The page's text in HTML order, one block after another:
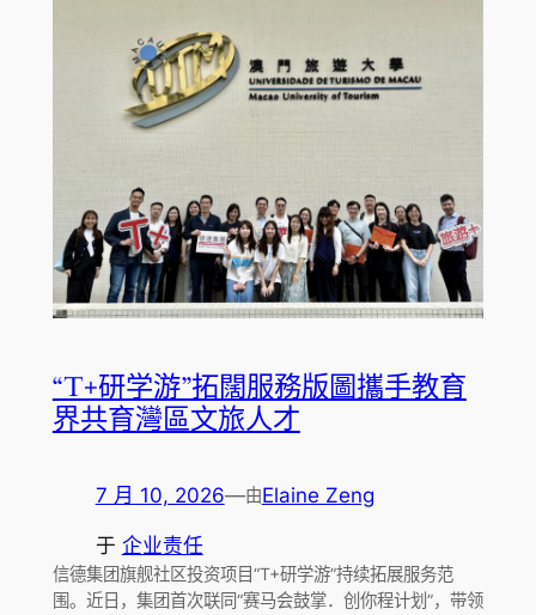
“T+研学游”拓闊服務版圖攜手教育
界共育灣區文旅人才
7 月 10, 2026—由Elaine Zeng
于 企业责任
信德集团旗舰社区投资项目“T+研学游”持续拓展服务范
围。近日，集团首次联同“赛马会鼓掌．创你程计划”，带领